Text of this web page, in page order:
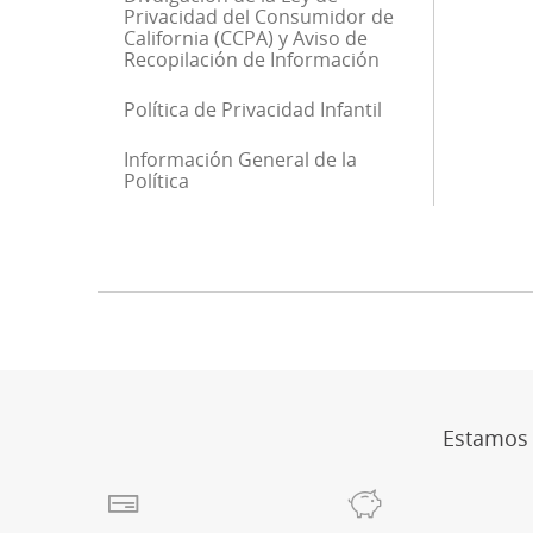
Privacidad del Consumidor de
California (CCPA) y Aviso de
Recopilación de Información
Política de Privacidad Infantil
Información General de la
Política